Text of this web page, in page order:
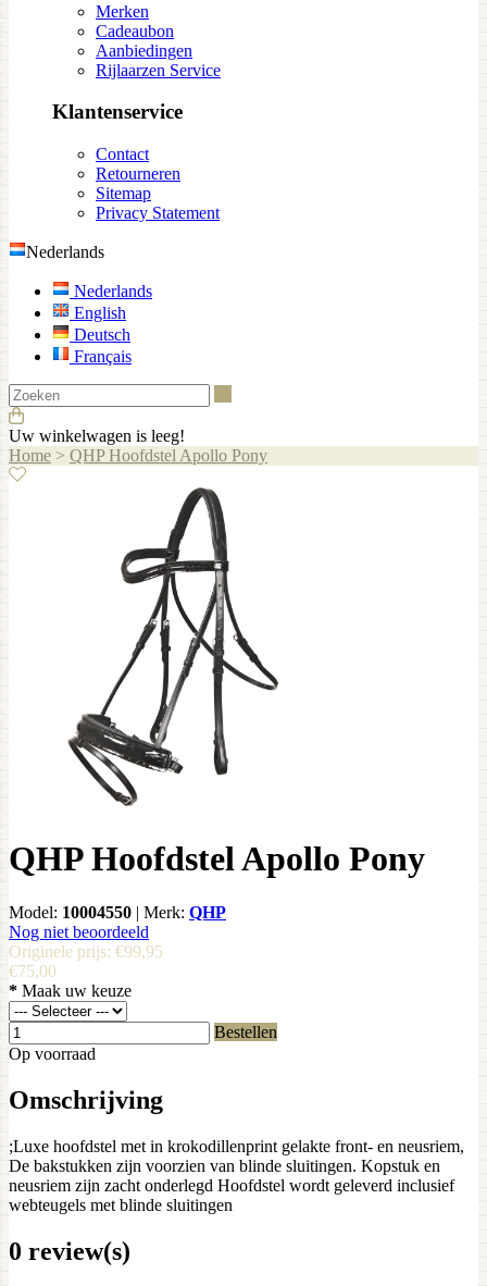
Merken
Cadeaubon
Aanbiedingen
Rijlaarzen Service
Klantenservice
Contact
Retourneren
Sitemap
Privacy Statement
Nederlands
Nederlands
English
Deutsch
Français
Uw winkelwagen is leeg!
Home > QHP Hoofdstel Apollo Pony
QHP Hoofdstel Apollo Pony
Model: 10004550 | Merk: QHP
Nog niet beoordeeld
Originele prijs: €99,95
€75,00
* Maak uw keuze
Bestellen
Op voorraad
Omschrijving
;Luxe hoofdstel met in krokodillenprint gelakte front- en neusriem,
De bakstukken zijn voorzien van blinde sluitingen. Kopstuk en
neusriem zijn zacht onderlegd Hoofdstel wordt geleverd inclusief
webteugels met blinde sluitingen
0 review(s)